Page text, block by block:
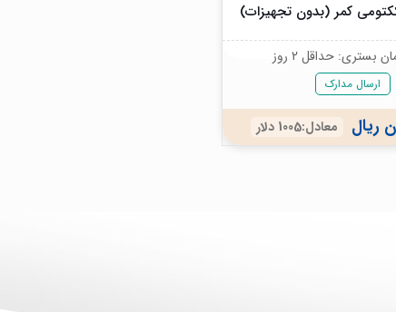
کمر (بدون تجهیزات)
بستری: حداقل 2 روز
ارسال مدارک
معادل:1005 دلار